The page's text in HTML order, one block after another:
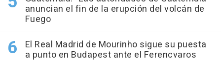
anuncian el fin de la erupción del volcán de
Fuego
El Real Madrid de Mourinho sigue su puesta
a punto en Budapest ante el Ferencvaros